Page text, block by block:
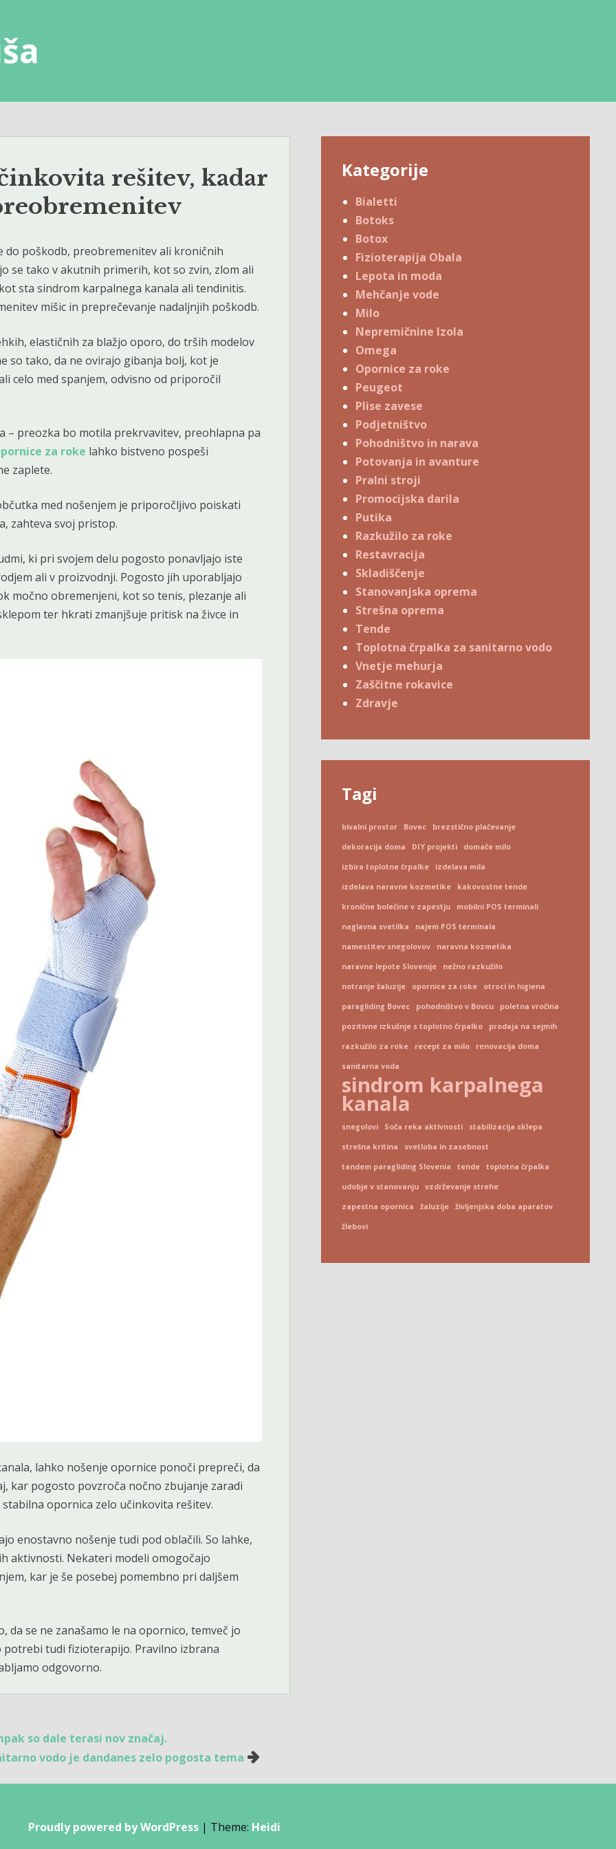
rešitev, kadar
do poškodb, preobremenitev ali kroničnih
se tako v akutnih primerih, kot so zvin, zlom ali
sta sindrom karpalnega kanala ali tendinitis.
mišic in preprečevanje nadaljnjih poškodb.
elastičnih za blažjo oporo, do trših modelov
so tako, da ne ovirajo gibanja bolj, kot je
celo med spanjem, odvisno od priporočil
– preozka bo motila prekrvavitev, preohlapna pa
za roke lahko bistveno pospeši
zaplete.
med nošenjem je priporočljivo poiskati
zahteva svoj pristop.
ki pri svojem delu pogosto ponavljajo iste
ali v proizvodnji. Pogosto jih uporabljajo
močno obremenjeni, kot so tenis, plezanje ali
ter hkrati zmanjšuje pritisk na živce in
lahko nošenje opornice ponoči prepreči, da
kar pogosto povzroča nočno zbujanje zaradi
opornica zelo učinkovita rešitev.
enostavno nošenje tudi pod oblačili. So lahke,
aktivnosti. Nekateri modeli omogočajo
kar je še posebej pomembno pri daljšem
se ne zanašamo le na opornico, temveč jo
tudi fizioterapijo. Pravilno izbrana
odgovorno.
so dale terasi nov značaj.
vodo je dandanes zelo pogosta tema
Kategorije
Bialetti
Botoks
Botox
Fizioterapija Obala
Lepota in moda
Mehčanje vode
Milo
Nepremičnine Izola
Omega
Opornice za roke
Peugeot
Plise zavese
Podjetništvo
Pohodništvo in narava
Potovanja in avanture
Pralni stroji
Promocijska darila
Putika
Razkužilo za roke
Restavracija
Skladiščenje
Stanovanjska oprema
Strešna oprema
Tende
Toplotna črpalka za sanitarno vodo
Vnetje mehurja
Zaščitne rokavice
Zdravje
Tagi
bivalni prostor Bovec brezstično plačevanje
dekoracija doma DIY projekti domače milo
izbira toplotne črpalke izdelava mila
izdelava naravne kozmetike kakovostne tende
kronične bolečine v zapestju mobilni POS terminali
naglavna svetilka najem POS terminala
namestitev snegolovov naravna kozmetika
naravne lepote Slovenije nežno razkužilo
notranje žaluzije opornice za roke otroci in higiena
paragliding Bovec pohodništvo v Bovcu poletna vročina
pozitivne izkušnje s toplotno črpalko prodaja na sejmih
razkužilo za roke recept za milo renovacija doma
sanitarna voda
sindrom karpalnega
kanala
snegolovi Soča reka aktivnosti stabilizacija sklepa
strešna kritina svetloba in zasebnost
tandem paragliding Slovenia tende toplotna črpalka
udobje v stanovanju vzdrževanje strehe
zapestna opornica žaluzije življenjska doba aparatov
žlebovi
Proudly powered by WordPress | Theme: Heidi